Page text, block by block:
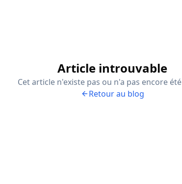
Article introuvable
Cet article n'existe pas ou n'a pas encore
Retour au blog